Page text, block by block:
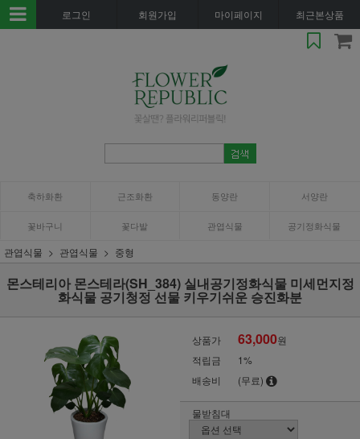
로그인 회원가입 마이페이지 최근본상품
축하화환 근조화환 동양란 서양란
꽃바구니 꽃다발 관엽식물 공기정화식물
관엽식물 관엽식물 중형
몬스테리아 몬스테라(SH_384) 실내공기정화식물 미세먼지정
화식물 공기청정 선물 키우기쉬운 승진화분
상품가 63,000원
적립금
1%
배송비
(무료)
물받침대